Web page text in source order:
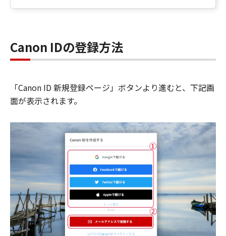
Canon IDの登録方法
「Canon ID 新規登録ページ」ボタンより進むと、下記画
面が表示されます。